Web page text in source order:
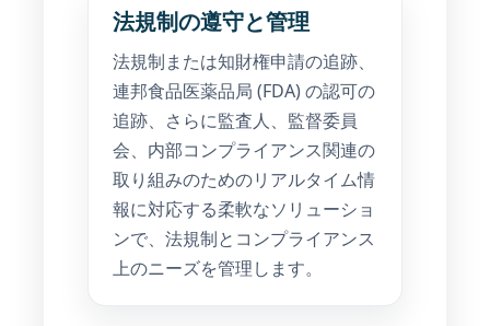
法規制の遵守と管理
法規制または知財権申請の追跡、
連邦食品医薬品局 (FDA) の認可の
追跡、さらに監査人、監督委員
会、内部コンプライアンス関連の
取り組みのためのリアルタイム情
報に対応する柔軟なソリューショ
ンで、法規制とコンプライアンス
上のニーズを管理します。